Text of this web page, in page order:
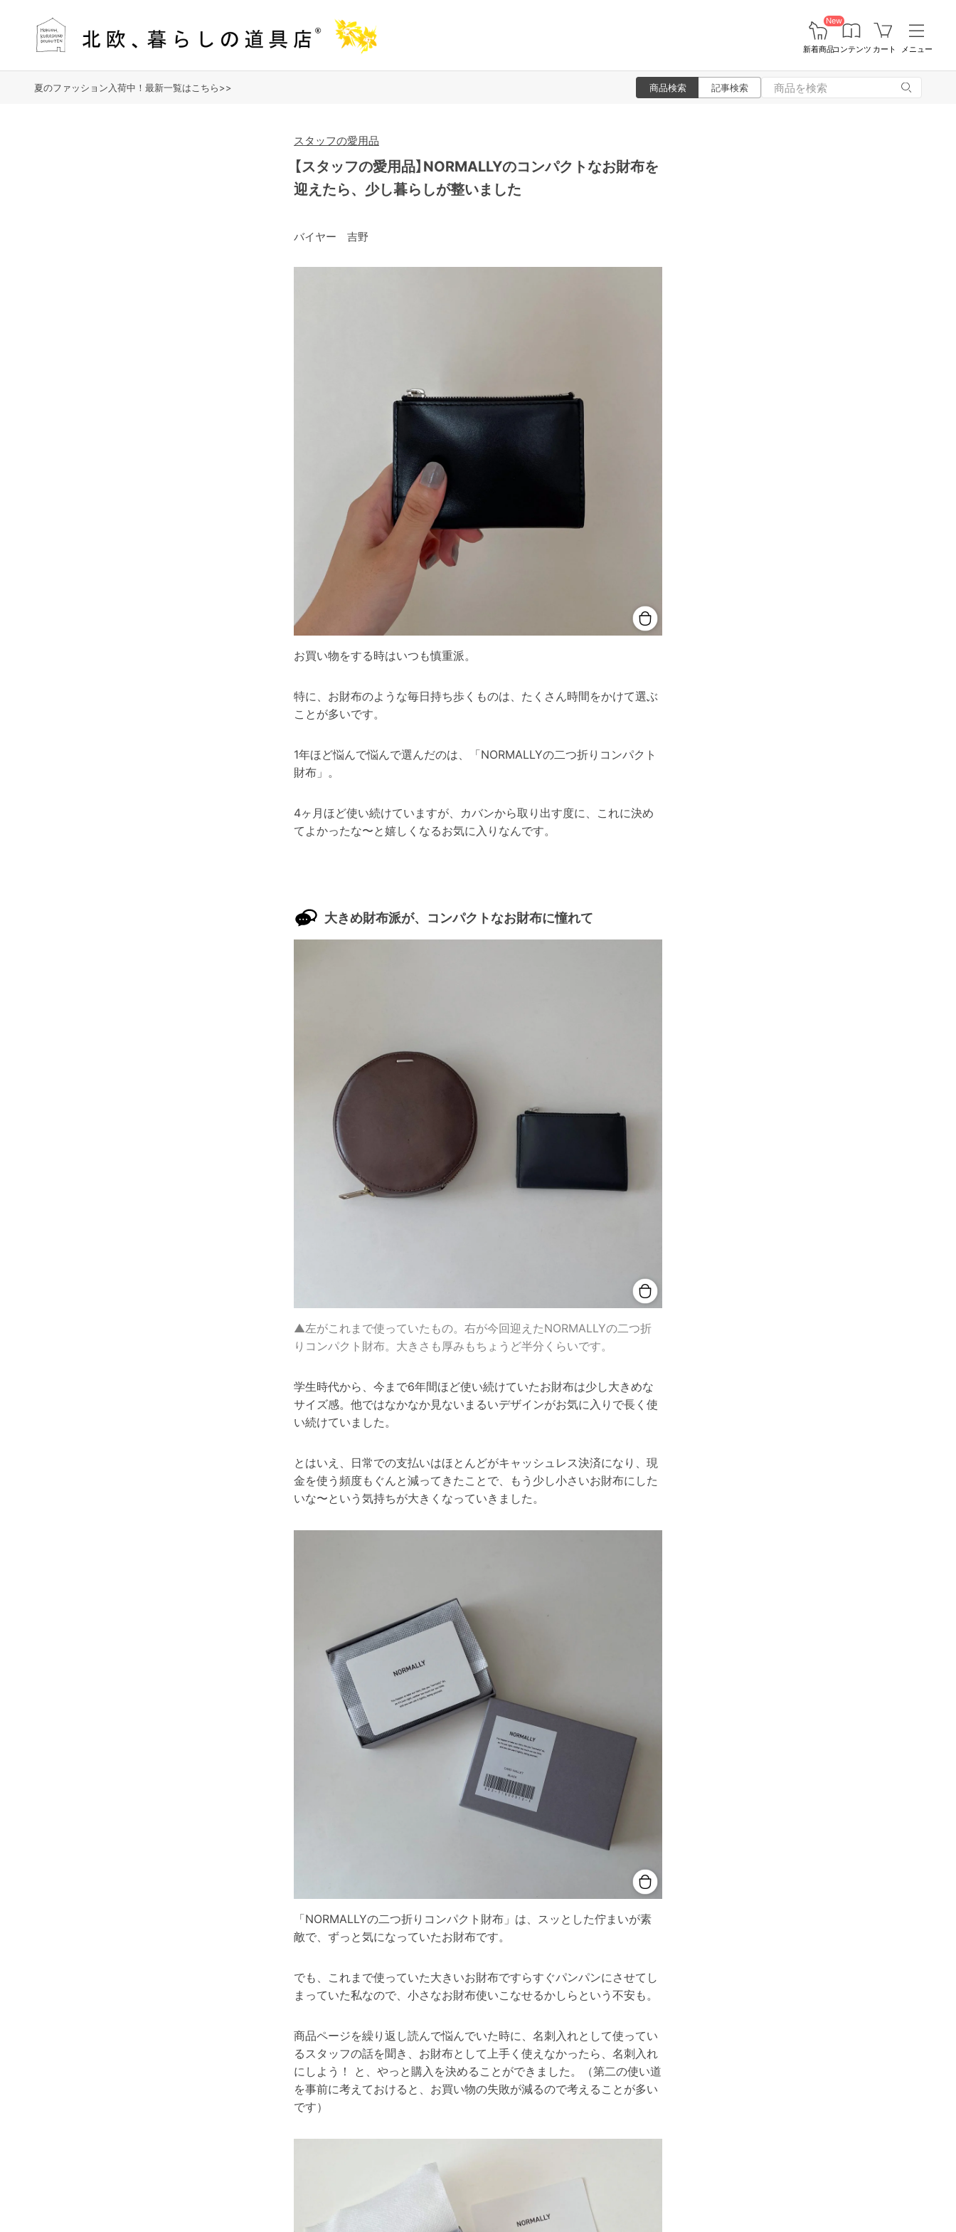
New
新着商品コンテンツ カート メニュー
夏のファッション入荷中！最新一覧はこちら>> 商品検索 記事検索
スタッフの愛用品
【スタッフの愛用品】NORMALLYのコンパクトなお財布を
迎えたら、少し暮らしが整いました
バイヤー 吉野
お買い物をする時はいつも慎重派。
特に、お財布のような毎日持ち歩くものは、たくさん時間をかけて選ぶ
ことが多いです。
1年ほど悩んで悩んで選んだのは、「NORMALLYの二つ折りコンパクト
財布」。
4ヶ月ほど使い続けていますが、カバンから取り出す度に、これに決め
てよかったな〜と嬉しくなるお気に入りなんです。
大きめ財布派が、コンパクトなお財布に憧れて
▲左がこれまで使っていたもの。右が今回迎えたNORMALLYの二つ折
りコンパクト財布。大きさも厚みもちょうど半分くらいです。
学生時代から、今まで6年間ほど使い続けていたお財布は少し大きめな
サイズ感。他ではなかなか見ないまるいデザインがお気に入りで長く使
い続けていました。
とはいえ、日常での支払いはほとんどがキャッシュレス決済になり、現
金を使う頻度もぐんと減ってきたことで、もう少し小さいお財布にした
いな〜という気持ちが大きくなっていきました。
「NORMALLYの二つ折りコンパクト財布」は、スッとした佇まいが素
敵で、ずっと気になっていたお財布です。
でも、これまで使っていた大きいお財布ですらすぐパンパンにさせてし
まっていた私なので、小さなお財布使いこなせるかしらという不安も。
商品ページを繰り返し読んで悩んでいた時に、名刺入れとして使ってい
るスタッフの話を聞き、お財布として上手く使えなかったら、名刺入れ
にしよう！ と、やっと購入を決めることができました。（第二の使い道
を事前に考えておけると、お買い物の失敗が減るので考えることが多い
です）